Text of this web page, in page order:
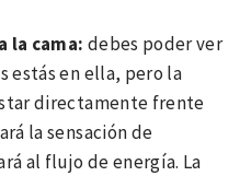
la cama: debes poder ver
estás en ella, pero la
directamente frente
la sensación de
al flujo de energía. La